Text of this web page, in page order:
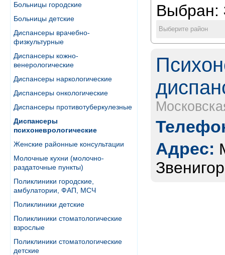
Больницы городские
Больницы детские
Диспансеры врачебно-
физкультурные
Диспансеры кожно-
венерологические
Диспансеры наркологические
Диспансеры онкологические
Диспансеры противотуберкулезные
Диспансеры
психоневрологические
Женские районные консультации
Молочные кухни (молочно-
раздаточные пункты)
Поликлиники городские,
амбулатории, ФАП, МСЧ
Поликлиники детские
Поликлиники стоматологические
взрослые
Поликлиники стоматологические
детские
Выбран:
Выберите район
Адрес: